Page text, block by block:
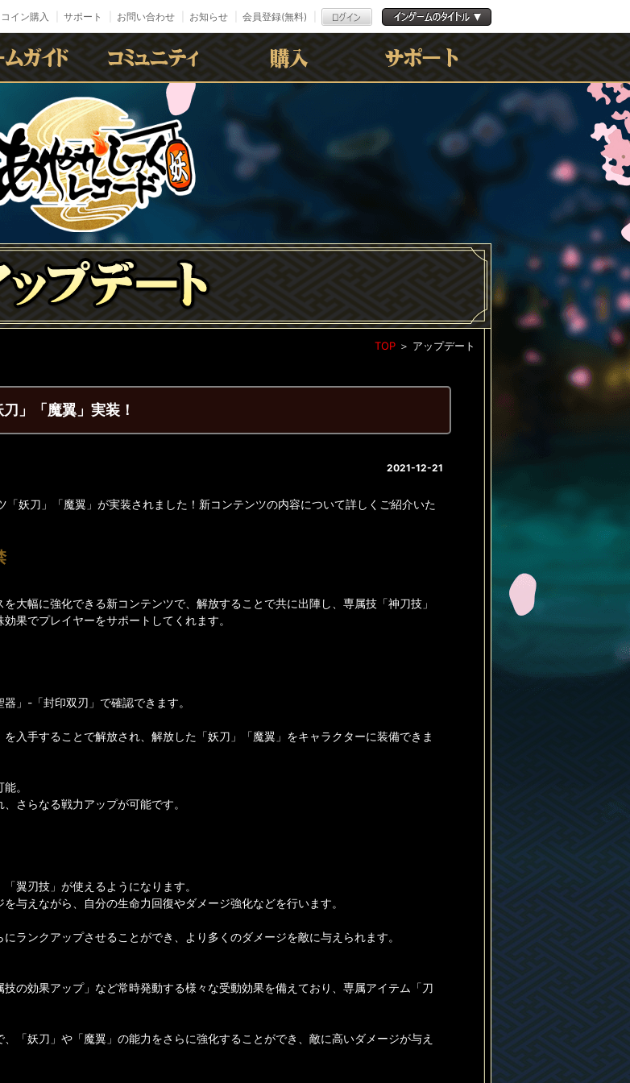
イン購入 サポート お問い合わせ お知らせ 会員登録(無料)
利用規約
ﾌﾟﾗｲﾊﾞｼｰﾎﾟﾘｼｰ
TOP ＞ アップデート
」「魔翼」実装！
2021-12-21
妖刀」「魔翼」が実装されました！新コンテンツの内容について詳しくご紹介いた
大幅に強化できる新コンテンツで、解放することで共に出陣し、専属技「神刀技」
果でプレイヤーをサポートしてくれます。
」-「封印双刃」で確認できます。
入手することで解放され、解放した「妖刀」「魔翼」をキャラクターに装備できま
。
さらなる戦力アップが可能です。
翼刃技」が使えるようになります。
与えながら、自分の生命力回復やダメージ強化などを行います。
ランクアップさせることができ、より多くのダメージを敵に与えられます。
の効果アップ」など常時発動する様々な受動効果を備えており、専属アイテム「刀
「妖刀」や「魔翼」の能力をさらに強化することができ、敵に高いダメージが与え